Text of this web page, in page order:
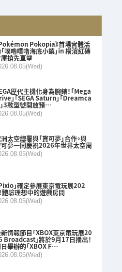
Pokopia》首場實體活
噗嚕噗嚕海底小鎮」in 橫濱紅磚
搶先直擊
歷代主機化身為腕錶！「Mega
」「SEGA Saturn」「Dreamca
3款型號開放預…
太空總署與「寶可夢」合作。與
夢一同慶祝2026年世界太空周
Pixio」確定參展東京電玩展202
體驗理想中的遊戲房間
情報節目「XBOX東京電玩展20
Broadcast」將於9月17日播出！
舉辦的「XBOX F…